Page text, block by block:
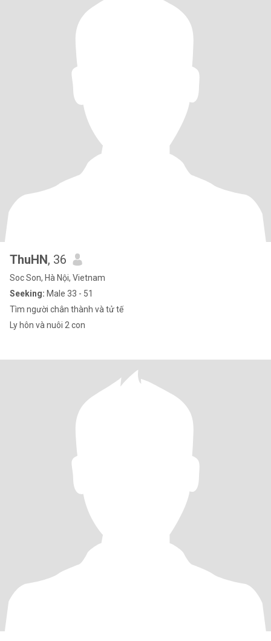
ThuHN, 36
Soc Son, Hà Nội, Vietnam
Seeking: Male 33 - 51
Tìm người chân thành và tử tế
Ly hôn và nuôi 2 con